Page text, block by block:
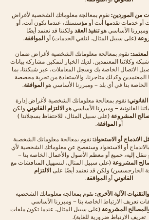
من الموردين: نقوم بمعالجة معلوماتك الشخصية لأغراض
أو خدمات تقدمها أنت أو مؤسستك، عندما تكون أنت، أو
الأساسي هوتنفيذ العقد ولكننا قد نعتمد أيضًا
(على سبيل المثال، لتلقي الخدمات) أوالموافقة.
نقوم بمعالجة معلوماتك الشخصية لأغراض ضمان
وكلائنا المعتمدين. لديك الخيار لتمكين مشاركة بيانات
الاتصال الخاصة بك وسجل المعاملات، عبر شبكتنا، بما
المعتمدين وكذلك متاجرنا، والاستفادة من تجربة مخصصة
الخاصة بنا في أي بلد – ومبررنا الأساسي هو الموافقة.
نقوم بمعالجة معلوماتك الشخصية لأغراض إدارة
القانونية – ومبررنا الأساسي هوالالتزام القانوني ولكن
المشروعة (على سبيل المثال، للاحتفاظ بسجلاتنا )
أو الموافقة.
أو الاستحواذ:نقوم بمعالجة معلوماتك الشخصية
أو الاستحواذ وسنفصح عن معلوماتك الشخصية لأي
إليه، جميع أو معظم الأصول والأعمال الخاصة بنا –
المشروعة (على سبيل المثال، لتسهيل المناقشات مع
الخارجسسن) ولكن قد نعتمد أيضًا علىالالتزام
القانونيأو الموافقة.
الآلية الأخرى:نقوم بمعالجة معلوماتك الشخصية
تعريف الارتباط الخاصة بنا – ومبررنا الأساسي
المصالح المشروعة(على سبيل المثال، عندما تكون ملفات
تعريف الارتباط ضرورية للغاية).